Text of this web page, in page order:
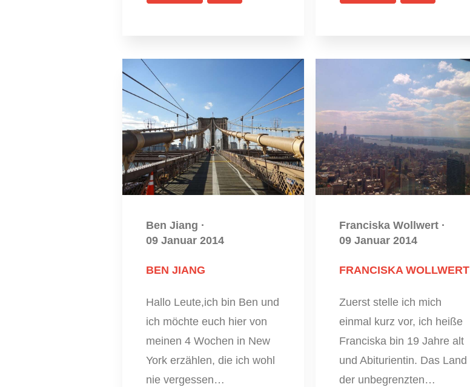
Ben Jiang ·
09 Januar 2014
BEN JIANG
Hallo Leute,ich bin Ben und
ich möchte euch hier von
meinen 4 Wochen in New
York erzählen, die ich wohl
nie vergessen…
Franciska Wollwert ·
09 Januar 2014
FRANCISKA WOLLWERT
Zuerst stelle ich mich
einmal kurz vor, ich heiße
Franciska bin 19 Jahre alt
und Abiturientin. Das Land
der unbegrenzten…